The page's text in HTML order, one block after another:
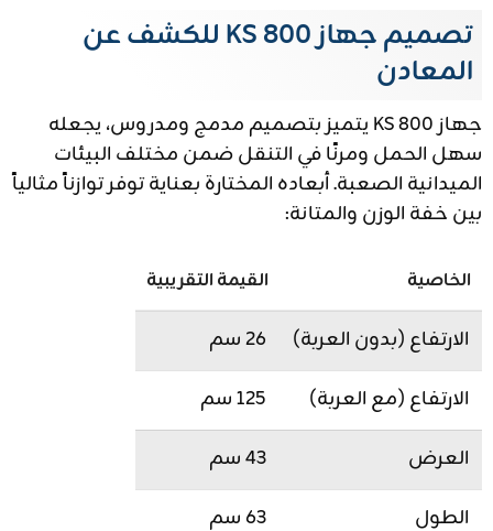
تصميم جهاز KS 800 للكشف عن
المعادن
جهاز KS 800 يتميز بتصميم مدمج ومدروس، يجعله
سهل الحمل ومرنًا في التنقل ضمن مختلف البيئات
الميدانية الصعبة. أبعاده المختارة بعناية توفر توازناً مثالياً
بين خفة الوزن والمتانة:
الخاصية القيمة التقريبية
الارتفاع (بدون العربة)
26 سم
الارتفاع (مع العربة)
125 سم
العرض
43 سم
الطول
63 سم